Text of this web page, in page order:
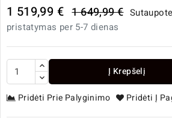
1 519,99 € 1 649,99 €
pristatymas per 5-7 dienas
Į Krepšelį
Pridėti Prie Palyginimo Pridėti Į